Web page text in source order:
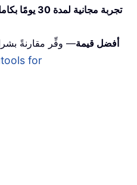
تجربة مجانية لمدة 30 يومًا بكامل الميزات
أفضل قيمة— وفِّر مقارنةً